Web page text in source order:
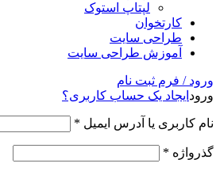
لپتاپ استوک
کارتخوان
طراحی سایت
آموزش طراحی سایت
ورود / فرم ثبت نام
ورود ایجاد یک حساب کاربری؟
نام کاربری یا آدرس ایمیل *
گذرواژه *